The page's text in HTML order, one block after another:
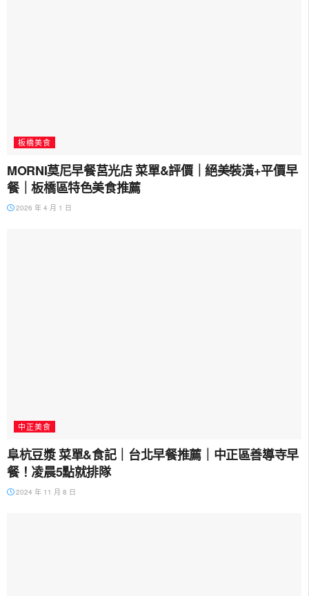
板橋美食
MORNI莫尼早餐莒光店 菜單&評價｜絕美裝潢+平價早
餐｜板橋區特色美食推薦
2026 年 4 月 1 日
中正美食
阜杭豆漿 菜單&食記｜台北早餐推薦｜中正區善導寺早
餐！凌晨5點就排隊
2024 年 11 月 8 日